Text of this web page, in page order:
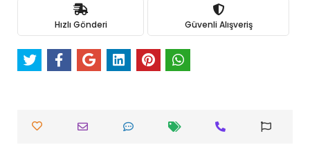
Hızlı Gönderi Güvenli Alışveriş